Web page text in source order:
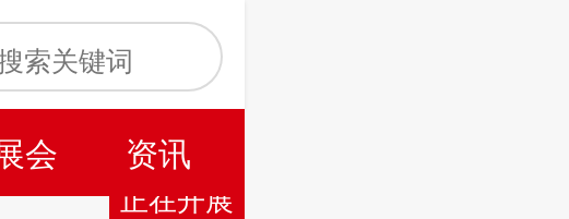
会
资讯
正在开展